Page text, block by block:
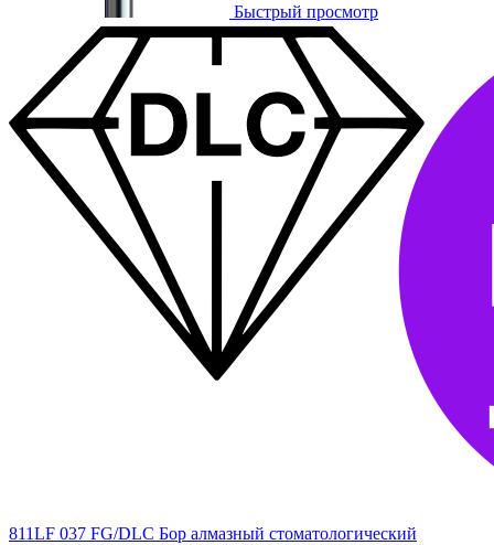
Быстрый просмотр
811LF 037 FG/DLC Бор алмазный стоматологический